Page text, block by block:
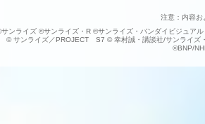
注意：内容お
ンライズ ©サンライズ・R ©サンライズ・バンダイビジュア
© サンライズ／PROJECT S7 © 幸村誠・講談社/サンライズ
©BNP/